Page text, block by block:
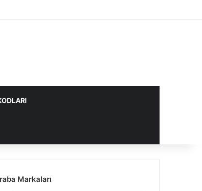
Markaları